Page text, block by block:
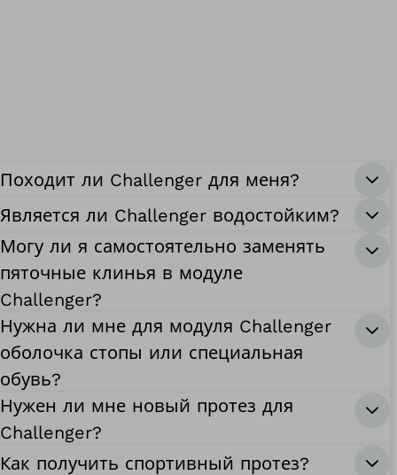
Походит ли Challenger для меня?
Является ли Challenger водостойким?
Могу ли я самостоятельно заменять
пяточные клинья в модуле
Challenger?
Нужна ли мне для модуля Challenger
оболочка стопы или специальная
обувь?
Нужен ли мне новый протез для
Challenger?
Как получить спортивный протез?